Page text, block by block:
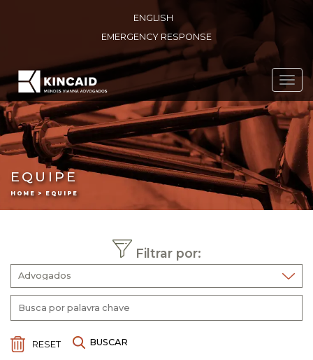
ENGLISH
EMERGENCY RESPONSE
EQUIPE
HOME > EQUIPE
Filtrar por:
RESET